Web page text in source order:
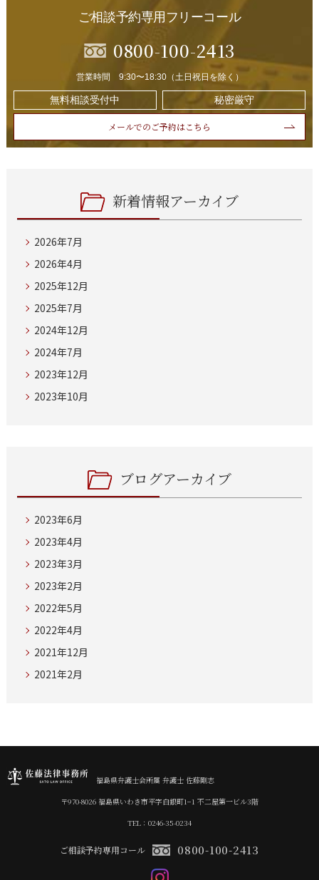
ご相談予約専用フリーコール
0800-100-2413
営業時間 9:30〜18:30（土日祝日を除く）
無料相談受付中 秘密厳守
メールでのご予約はこちら
新着情報アーカイブ
2026年7月
2026年4月
2025年12月
2025年7月
2024年12月
2024年7月
2023年12月
2023年10月
ブログアーカイブ
2023年6月
2023年4月
2023年3月
2023年2月
2022年5月
2022年4月
2021年12月
2021年2月
福島県弁護士会所属 弁護士 佐藤剛志
〒970-8026 福島県いわき市平字白銀町1−1 不二屋第一ビル3階
TEL：0246-35-0234
ご相談予約専用コール 0800-100-2413